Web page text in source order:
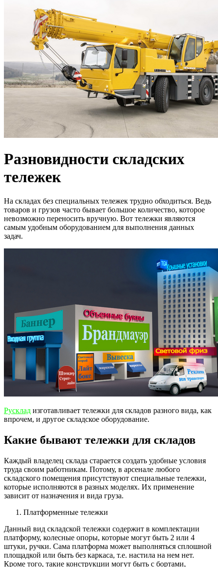
Разновидности складских
тележек
На складах без специальных тележек трудно обходиться. Ведь
товаров и грузов часто бывает большое количество, которое
невозможно переносить вручную. Вот тележки являются
самым удобным оборудованием для выполнения данных
задач.
Русклад изготавливает тележки для складов разного вида, как
впрочем, и другое складское оборудование.
Какие бывают тележки для складов
Каждый владелец склада старается создать удобные условия
труда своим работникам. Потому, в арсенале любого
складского помещения присутствуют специальные тележки,
которые исполняются в разных моделях. Их применение
зависит от назначения и вида груза.
Платформенные тележки
Данный вид складской тележки содержит в комплектации
платформу, колесные опоры, которые могут быть 2 или 4
штуки, ручки. Сама платформа может выполняться сплошной
площадкой или быть без каркаса, т.е. настила на нем нет.
Кроме того, такие конструкции могут быть с бортами,